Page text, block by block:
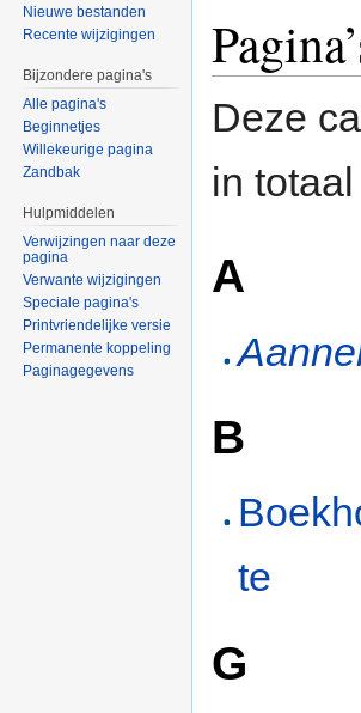
Deze
in
A
B
te
G
Nieuwe bestanden
Recente wijzigingen
Bijzondere pagina's
Alle pagina's
Beginnetjes
Willekeurige pagina
Zandbak
Hulpmiddelen
Verwijzingen naar deze
pagina
Verwante wijzigingen
Speciale pagina's
Printvriendelijke versie
Permanente koppeling
Paginagegevens